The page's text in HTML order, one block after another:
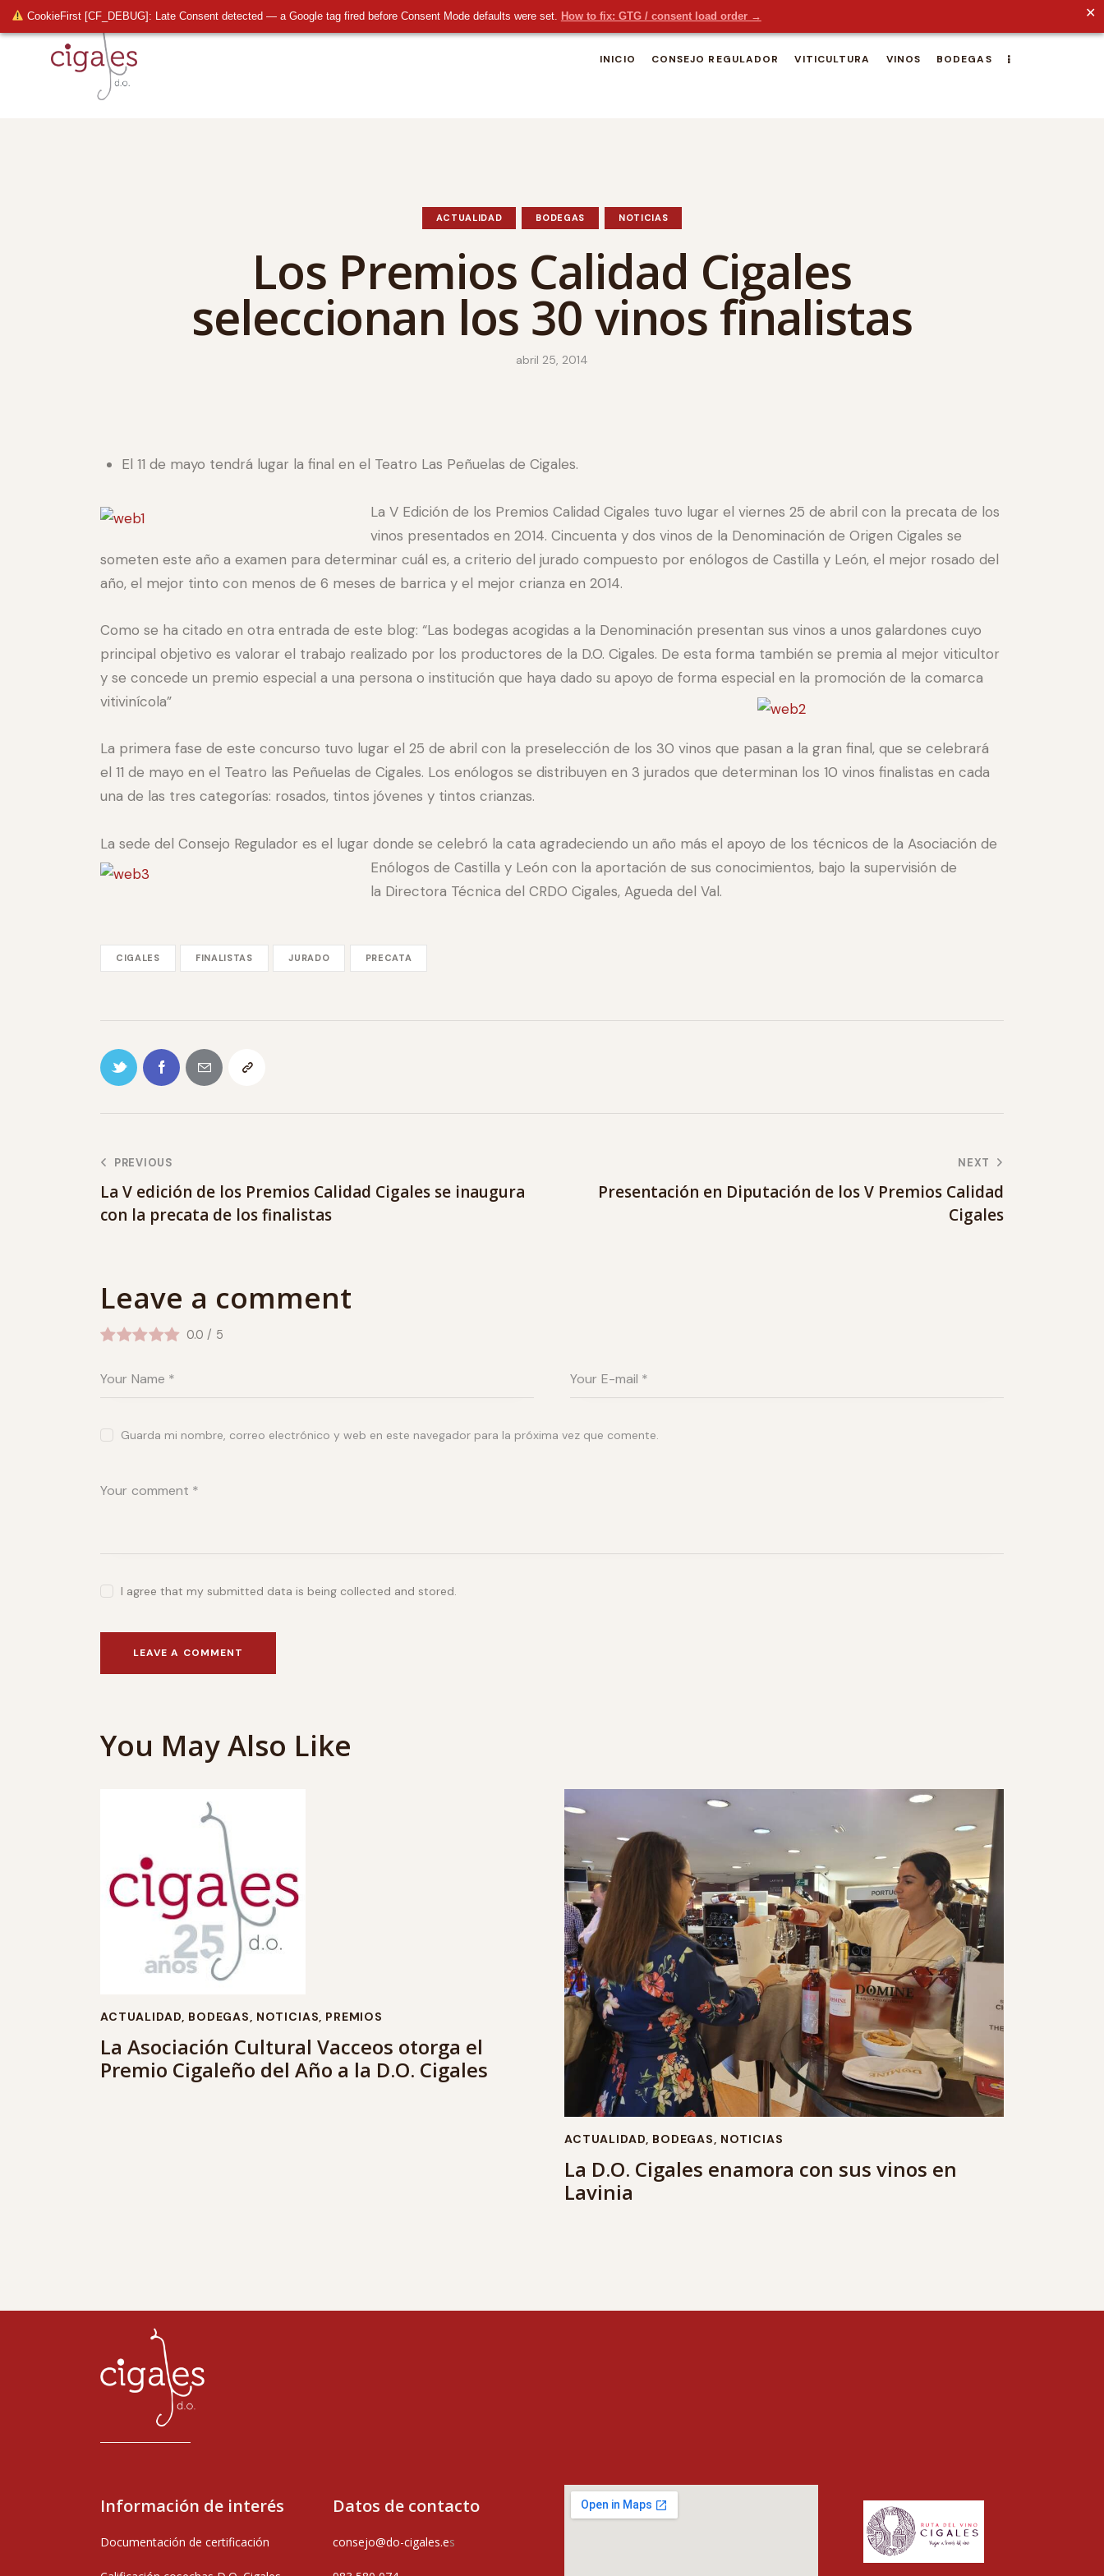
CookieFirst [CF_DEBUG]: Late Consent detected — a Google tag fired before Consent Mode defaults were set. How to fix: GTG / consent load order → ✕
INICIO CONSEJO REGULADOR VITICULTURA VINOS BODEGAS
ACTUALIDAD BODEGAS NOTICIAS
Los Premios Calidad Cigales
seleccionan los 30 vinos finalistas
abril 25, 2014
El 11 de mayo tendrá lugar la final en el Teatro Las Peñuelas de Cigales.
La V Edición de los Premios Calidad Cigales tuvo lugar el viernes 25 de abril con la precata de los
vinos presentados en 2014. Cincuenta y dos vinos de la Denominación de Origen Cigales se
someten este año a examen para determinar cuál es, a criterio del jurado compuesto por enólogos de Castilla y León, el mejor rosado del
año, el mejor tinto con menos de 6 meses de barrica y el mejor crianza en 2014.
Como se ha citado en otra entrada de este blog: “Las bodegas acogidas a la Denominación presentan sus vinos a unos galardones cuyo
principal objetivo es valorar el trabajo realizado por los productores de la D.O. Cigales. De esta forma también se premia al mejor viticultor
y se concede un premio especial a una persona o institución que haya dado su apoyo de forma especial en la promoción de la comarca
vitivinícola”
La primera fase de este concurso tuvo lugar el 25 de abril con la preselección de los 30 vinos que pasan a la gran final, que se celebrará
el 11 de mayo en el Teatro las Peñuelas de Cigales. Los enólogos se distribuyen en 3 jurados que determinan los 10 vinos finalistas en cada
una de las tres categorías: rosados, tintos jóvenes y tintos crianzas.
La sede del Consejo Regulador es el lugar donde se celebró la cata agradeciendo un año más el apoyo de los técnicos de la Asociación de
Enólogos de Castilla y León con la aportación de sus conocimientos, bajo la supervisión de
la Directora Técnica del CRDO Cigales, Agueda del Val.
CIGALES FINALISTAS JURADO PRECATA
PREVIOUS
La V edición de los Premios Calidad Cigales se inaugura
con la precata de los finalistas
NEXT
Presentación en Diputación de los V Premios Calidad
Cigales
Leave a comment
0.0 / 5
Guarda mi nombre, correo electrónico y web en este navegador para la próxima vez que comente.
I agree that my submitted data is being collected and stored.
You May Also Like
ACTUALIDAD, BODEGAS, NOTICIAS, PREMIOS
La Asociación Cultural Vacceos otorga el
Premio Cigaleño del Año a la D.O. Cigales
ACTUALIDAD, BODEGAS, NOTICIAS
La D.O. Cigales enamora con sus vinos en
Lavinia
Información de interés
Documentación de certificación
Datos de contacto
consejo@do-cigales.es